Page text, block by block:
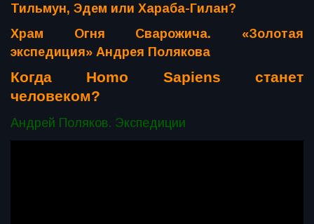
Тильмун, Эдем или Хараба-Гилан?
Храм Огня Сварожича. «Золотая
экспедиция» Андрея Полякова
Когда Homo Sapiens станет
человеком?
Андрей Поляков. Экспедиции